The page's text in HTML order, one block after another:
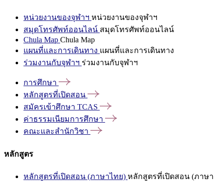
หน่วยงานของจุฬาฯ หน่วยงานของจุฬาฯ
สมุดโทรศัพท์ออนไลน์ สมุดโทรศัพท์ออนไลน์
Chula Map Chula Map
แผนที่และการเดินทาง แผนที่และการเดินทาง
ร่วมงานกับจุฬาฯ ร่วมงานกับจุฬาฯ
การศึกษา
หลักสูตรที่เปิดสอน
สมัครเข้าศึกษา TCAS
ค่าธรรมเนียมการศึกษา
คณะและสำนักวิชา
หลักสูตร
หลักสูตรที่เปิดสอน (ภาษาไทย) หลักสูตรที่เปิดสอน (ภาษา